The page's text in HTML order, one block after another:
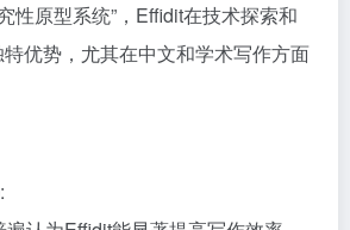
性原型系统”，Effidit在技术探索和
优势，尤其在中文和学术写作方面
: